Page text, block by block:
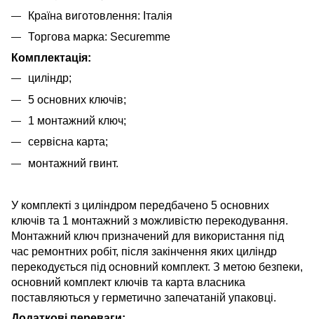
Країна виготовлення: Італія
Торгова марка: Securemme
Комплектація:
циліндр;
5 основних ключів;
1 монтажний ключ;
сервісна карта;
монтажний гвинт.
У комплекті з циліндром передбачено 5 основних
ключів та 1 монтажний з можливістю перекодування.
Монтажний ключ призначений для використання під
час ремонтних робіт, після закінчення яких циліндр
перекодується під основний комплект. З метою безпеки,
основний комплект ключів та карта власника
поставляються у герметично запечатаній упаковці.